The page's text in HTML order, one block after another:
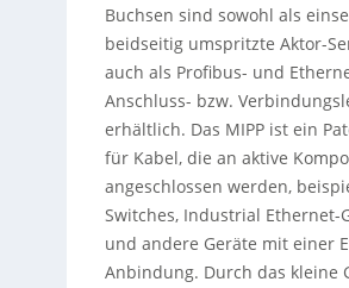
Buchsen sind sowohl als
beidseitig umspritzte Aktor-
auch als Profibus- und
Anschluss- bzw.
erhältlich. Das MIPP ist ein
für Kabel, die an aktive
angeschlossen werden,
Switches, Industrial Ethernet-
und andere Geräte mit einer
Anbindung. Durch das kleine